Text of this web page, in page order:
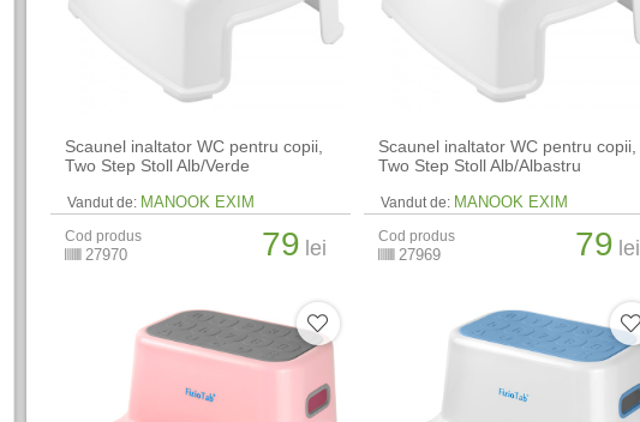
Scaunel inaltator WC pentru copii,
Two Step Stoll Alb/Verde
Vandut de: MANOOK EXIM
Cod produs
27970 79 lei
Scaunel inaltator WC pentru copii,
Two Step Stoll Alb/Albastru
Vandut de: MANOOK EXIM
Cod produs
27969 79 lei